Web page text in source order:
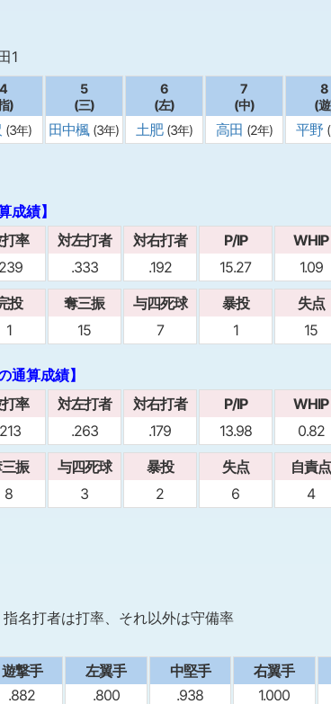
1
4
)
(3年)
5
(三)
田中楓 (3年)
6
(左)
土肥 (3年)
7
(中)
高田 (2年)
8
(
平野
成績】
率
対左打者
.333
対右打者
.192
P/IP
15.27
WHIP
1.09
投
1
奪三振
15
与四死球
7
暴投
1
失点
15
通算成績】
率
対左打者
.263
対右打者
.179
P/IP
13.98
WHIP
0.82
振
8
与四死球
3
暴投
2
失点
6
自責点
4
名打者は打率、それ以外は守備率
遊撃手
.882
左翼手
.800
中堅手
.938
右翼手
1.000